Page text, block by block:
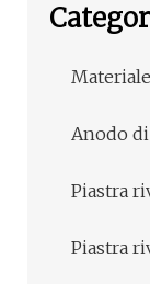
Anodo
Piastra
Piastra